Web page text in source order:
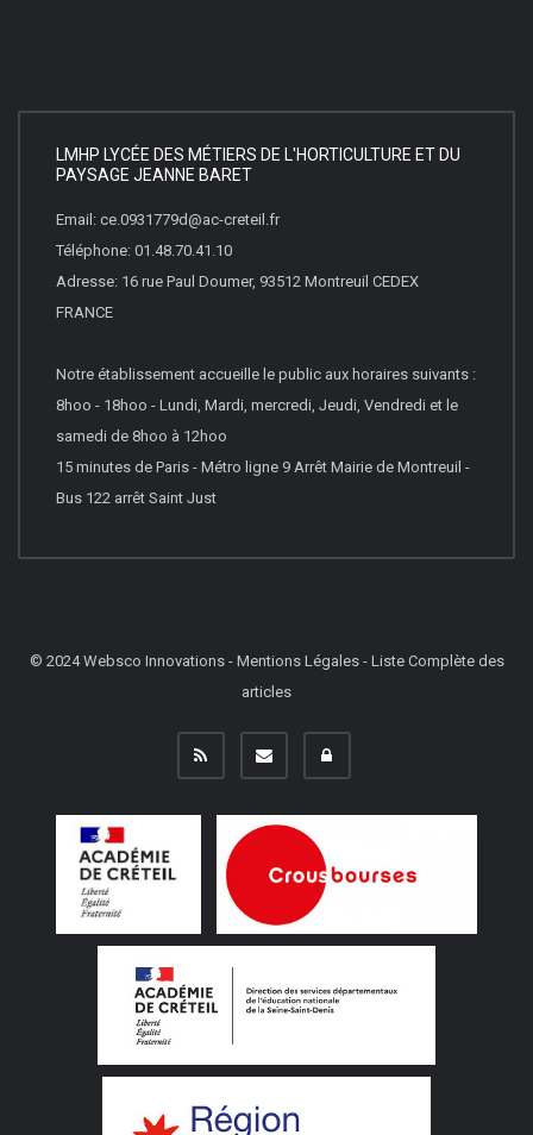
LMHP LYCÉE DES MÉTIERS DE L'HORTICULTURE ET DU
PAYSAGE JEANNE BARET
Email: ce.0931779d@ac-creteil.fr
Téléphone: 01.48.70.41.10
Adresse: 16 rue Paul Doumer, 93512 Montreuil CEDEX
FRANCE
Notre établissement accueille le public aux horaires suivants :
8hoo - 18hoo - Lundi, Mardi, mercredi, Jeudi, Vendredi et le
samedi de 8hoo à 12hoo
15 minutes de Paris - Métro ligne 9 Arrêt Mairie de Montreuil -
Bus 122 arrêt Saint Just
© 2024Websco Innovations- Mentions Légales- Liste Complète des
articles